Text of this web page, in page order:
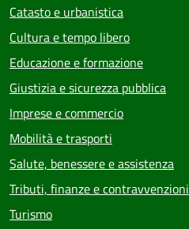
Catasto e urbanistica
Cultura e tempo libero
Educazione e formazione
Giustizia e sicurezza pubblica
Imprese e commercio
Mobilità e trasporti
Salute, benessere e assistenza
Tributi, finanze e contravvenzioni
Turismo